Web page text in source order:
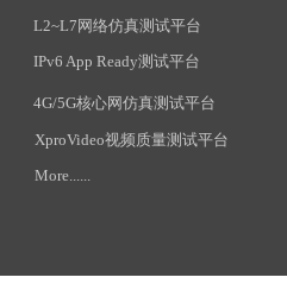
4G/5G核心网仿真测试平台
L2~L7网络仿真测试平台
IPv6 App Ready测试平台
More......
XproVideo视频质量测试平台